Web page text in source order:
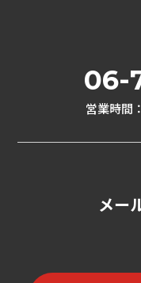
06-
営業時間
メー